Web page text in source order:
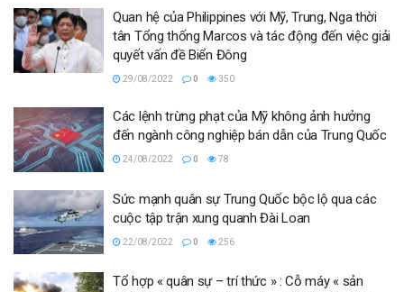
Quan hệ của Philippines với Mỹ, Trung, Nga thời
tân Tổng thống Marcos và tác động đến việc giải
quyết vấn đề Biển Đông
29/08/2022 0 350
Các lệnh trừng phạt của Mỹ không ảnh hưởng
đến ngành công nghiệp bán dẫn của Trung Quốc
24/08/2022 0 78
Sức mạnh quân sự Trung Quốc bộc lộ qua các
cuộc tập trận xung quanh Đài Loan
22/08/2022 0 256
Tổ hợp « quân sự – trí thức » : Cỗ máy « sản